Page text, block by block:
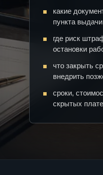
какие
пункта
где риск
остановки
что закрыть
внедрить
сроки,
скрытых